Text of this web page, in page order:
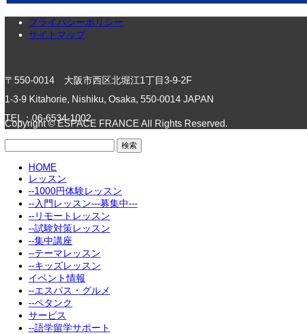
プライバシーポリシー
サイトマップ
〒550-0014 大阪市西区北堀江1丁目3-9-2F
1-3-9 Kitahorie, Nishiku, Osaka, 550-0014 JAPAN
TEL：06-6534-1002
Copyright © ESPACE FRANCE All Rights Reserved.
HOME
レッスン
--1000円体験レッスン
--入門レッスン---募集中---
--リモートレッスン
--試験対策レッスン
--集中講座
--テーマレッスン
--キッズレッスン
イベント情報
--エスパス・グルメ
--ペタンク
サービス
--語学留学サポート